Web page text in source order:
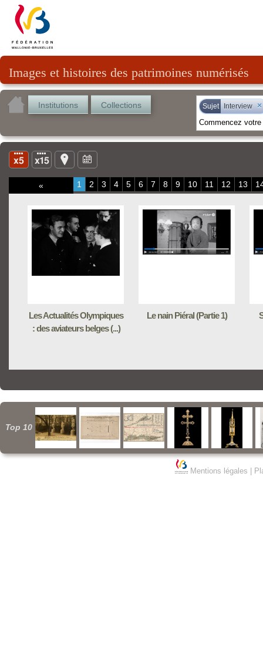
Images et histoires des patrimoines numérisés
Institutions Collections Sujet Interview ×
« 1 2 3 4 5 6 7 8 9 10 11 12 13
Les Actualités Olympiques
: des aviateurs belges (...)
Le nain Piéral (Partie 1)
Top 10
Mentions légales